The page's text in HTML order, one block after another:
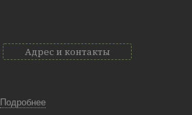
Адрес и контакты
Подробнее